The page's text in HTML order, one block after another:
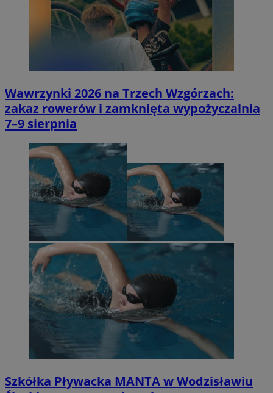
Wawrzynki 2026 na Trzech Wzgórzach:
zakaz rowerów i zamknięta wypożyczalnia
7–9 sierpnia
Szkółka Pływacka MANTA w Wodzisławiu